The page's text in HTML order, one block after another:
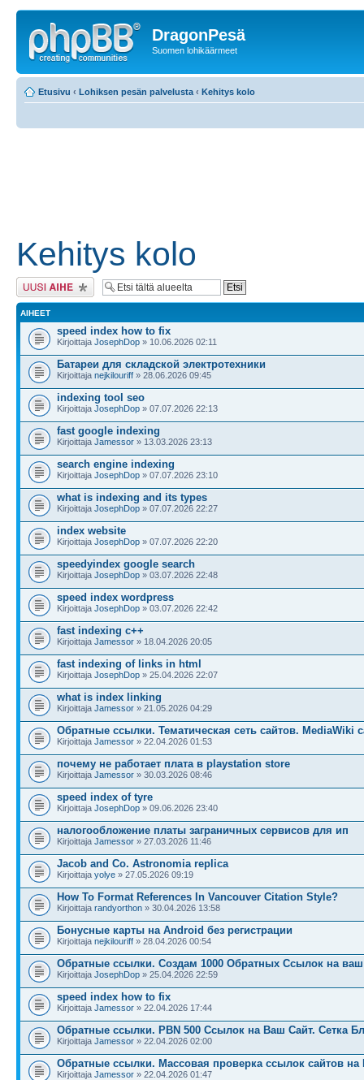
DragonPesä
Suomen lohikäärmeet
Etusivu ‹ Lohiksen pesän palvelusta ‹ Kehitys kolo
Kehitys kolo
Lähetä uusi viesti
AIHEET
speed index how to fix
Kirjoittaja JosephDop » 10.06.2026 02:11
Батареи для складской электротехники
Kirjoittaja nejkilouriff » 28.06.2026 09:45
indexing tool seo
Kirjoittaja JosephDop » 07.07.2026 22:13
fast google indexing
Kirjoittaja Jamessor » 13.03.2026 23:13
search engine indexing
Kirjoittaja JosephDop » 07.07.2026 23:10
what is indexing and its types
Kirjoittaja JosephDop » 07.07.2026 22:27
index website
Kirjoittaja JosephDop » 07.07.2026 22:20
speedyindex google search
Kirjoittaja JosephDop » 03.07.2026 22:48
speed index wordpress
Kirjoittaja JosephDop » 03.07.2026 22:42
fast indexing c++
Kirjoittaja Jamessor » 18.04.2026 20:05
fast indexing of links in html
Kirjoittaja JosephDop » 25.04.2026 22:07
what is index linking
Kirjoittaja Jamessor » 21.05.2026 04:29
Обратные ссылки. Тематическая сеть сайтов. MediaWiki
Kirjoittaja Jamessor » 22.04.2026 01:53
почему не работает плата в playstation store
Kirjoittaja Jamessor » 30.03.2026 08:46
speed index of tyre
Kirjoittaja JosephDop » 09.06.2026 23:40
налогообложение платы заграничных сервисов для ип
Kirjoittaja Jamessor » 27.03.2026 11:46
Jacob and Co. Astronomia replica
Kirjoittaja yolye » 27.05.2026 09:19
How To Format References In Vancouver Citation Style?
Kirjoittaja randyorthon » 30.04.2026 13:58
Бонусные карты на Android без регистрации
Kirjoittaja nejkilouriff » 28.04.2026 00:54
Обратные ссылки. Создам 1000 Обратных Ссылок на ваш
Kirjoittaja JosephDop » 25.04.2026 22:59
speed index how to fix
Kirjoittaja Jamessor » 22.04.2026 17:44
Обратные ссылки. PBN 500 Ссылок на Ваш Сайт. Сетка
Kirjoittaja Jamessor » 22.04.2026 02:00
Обратные ссылки. Массовая проверка ссылок сайтов на
Kirjoittaja Jamessor » 22.04.2026 01:47